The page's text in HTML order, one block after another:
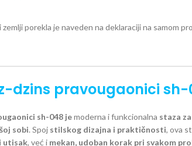
porekla je naveden na deklaraciji na samom
dzins pravougaonici sh-
sh-048jemoderna i funkcionalna staza
sobi. Spoj stilskog dizajna i praktičnosti, ova
utisak, već i mekan, udoban korak pri svakom